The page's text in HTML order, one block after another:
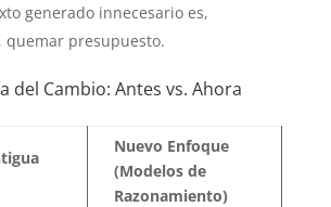
generado innecesario es,
quemar presupuesto.
del Cambio: Antes vs. Ahora
Nuevo Enfoque
(Modelos de
Razonamiento)